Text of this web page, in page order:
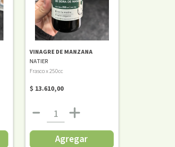
VINAGRE DE MANZANA
NATIER
Frasco x 250cc
$ 13.610,00
Agregar